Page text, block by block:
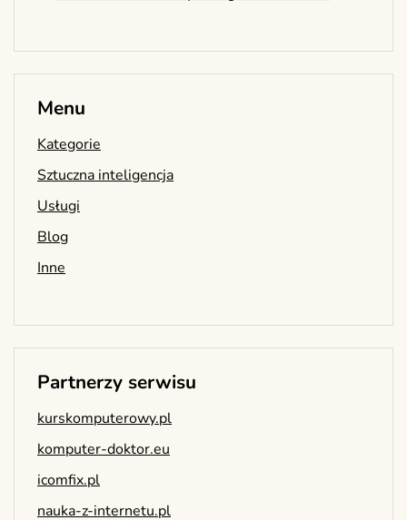
Menu
Kategorie
Sztuczna inteligencja
Usługi
Blog
Inne
Partnerzy serwisu
kurskomputerowy.pl
komputer-doktor.eu
icomfix.pl
nauka-z-internetu.pl